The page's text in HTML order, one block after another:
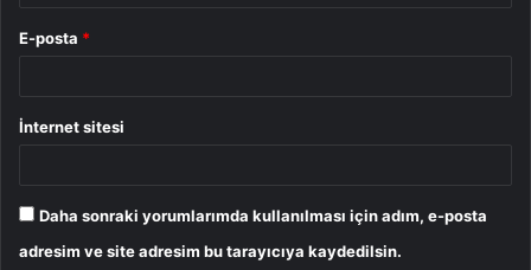
E-posta *
İnternet sitesi
Daha sonraki yorumlarımda kullanılması için adım, e-posta
adresim ve site adresim bu tarayıcıya kaydedilsin.